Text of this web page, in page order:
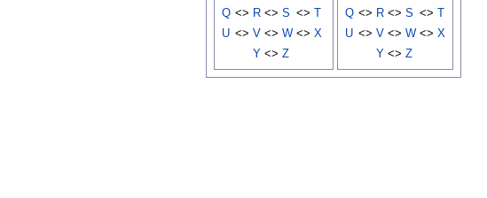
Q <> R <> S <> T
U <> V <> W <> X
Y <> Z
Q <> R <> S <> T
U <> V <> W <> X
Y <> Z